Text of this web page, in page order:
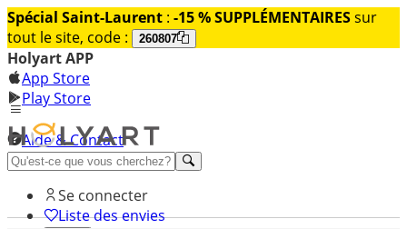
Spécial Saint-Laurent : -15 % SUPPLÉMENTAIRESsur
tout le site, code :
260807
Holyart APP
App Store
Play Store
Aide & Contact
Découvrez Premium
Se connecter
Liste des envies